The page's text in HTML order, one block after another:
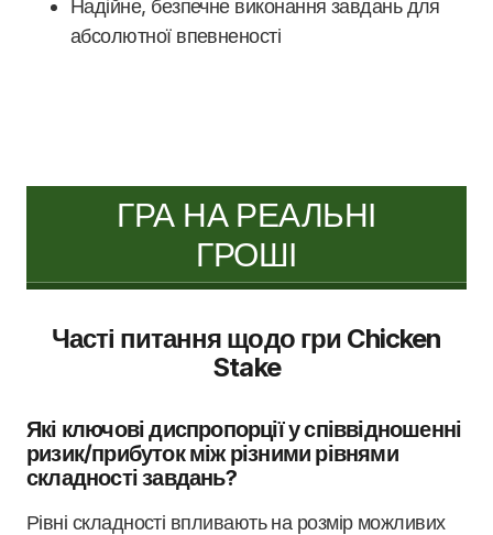
Надійне, безпечне виконання завдань для
абсолютної впевненості
ГРА НА РЕАЛЬНІ
ГРОШІ
Часті питання щодо гри Chicken
Stake
Які ключові диспропорції у співвідношенні
ризик/прибуток між різними рівнями
складності завдань?
Рівні складності впливають на розмір можливих